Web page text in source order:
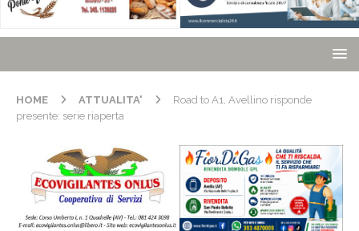
HOME ATTUALITA'
Road to A1, Avellino risponde
presente: serie riaperta